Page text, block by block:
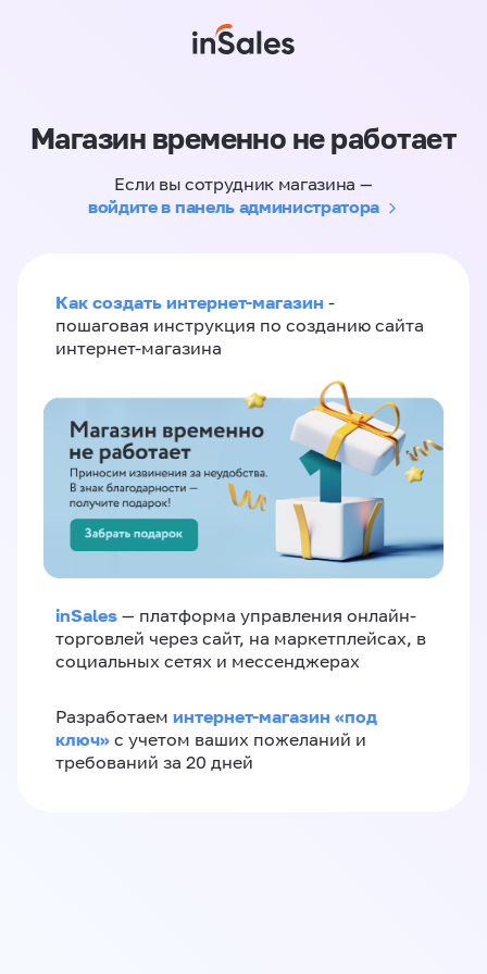
Магазин временно не работает
Если вы сотрудник магазина —
войдите в панель администратора
Как создать интернет-магазин -
пошаговая инструкция по созданию сайта
интернет-магазина
inSales — платформа управления онлайн-
торговлей через сайт, на маркетплейсах, в
социальных сетях и мессенджерах
Разработаем интернет-магазин «‎под
ключ»‎ с учетом ваших пожеланий и
требований за 20 дней